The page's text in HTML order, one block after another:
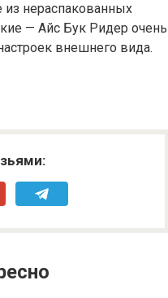
из нераспакованных
— Айс Бук Ридер очень
внешнего вида.